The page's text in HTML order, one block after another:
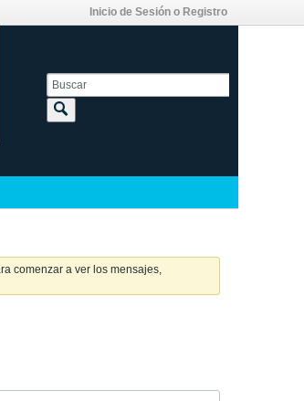
Inicio de Sesión o Registro
comenzar a ver los mensajes,